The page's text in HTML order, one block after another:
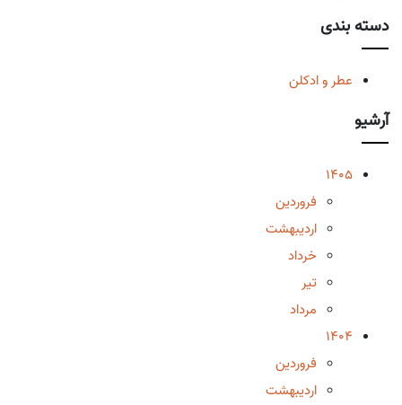
دسته بندی
عطر و ادکلن
آرشیو
1405
فروردین
اردیبهشت
خرداد
تیر
مرداد
1404
فروردین
اردیبهشت